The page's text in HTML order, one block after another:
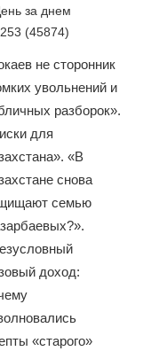
за днем
(45874)
не сторонник
увольнений и
разборок».
для
«В
снова
семью
доход:
«старого»